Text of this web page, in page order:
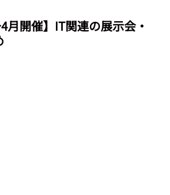
4月開催】IT関連の展示会・